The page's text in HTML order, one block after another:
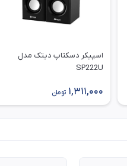
اسپیکر دسکتاپ دیتک مدل
SP222U
1,311,000 تومان